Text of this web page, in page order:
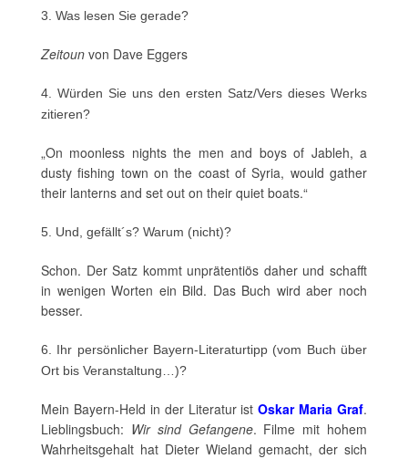
3. Was lesen Sie gerade?
Zeitoun von Dave Eggers
4. Würden Sie uns den ersten Satz/Vers dieses Werks
zitieren?
„On moonless nights the men and boys of Jableh, a
dusty fishing town on the coast of Syria, would gather
their lanterns and set out on their quiet boats.“
5. Und, gefällt´s? Warum (nicht)?
Schon. Der Satz kommt unprätentiös daher und schafft
in wenigen Worten ein Bild. Das Buch wird aber noch
besser.
6. Ihr persönlicher Bayern-Literaturtipp (vom Buch über
Ort bis Veranstaltung…)?
Mein Bayern-Held in der Literatur istOskar Maria Graf.
Lieblingsbuch: Wir sind Gefangene. Filme mit hohem
Wahrheitsgehalt hat Dieter Wieland gemacht, der sich